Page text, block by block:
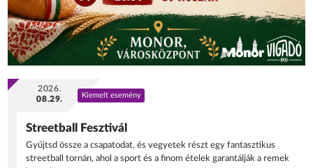
2026.
08.29.
Kiemelt esemény
Streetball Fesztivál
Gyűjtsd össze a csapatodat, és vegyetek részt egy fantasztikus
streetball tornán, ahol a sport és a finom ételek garantálják a remek